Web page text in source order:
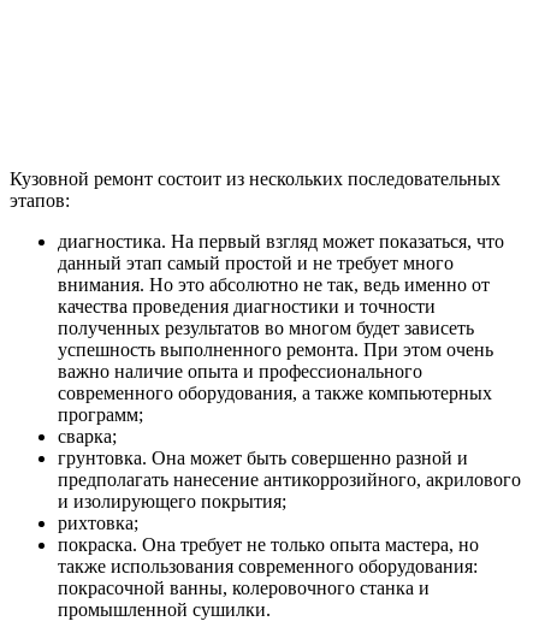
Кузовной ремонт состоит из нескольких последовательных
этапов:
диагностика. На первый взгляд может показаться, что
данный этап самый простой и не требует много
внимания. Но это абсолютно не так, ведь именно от
качества проведения диагностики и точности
полученных результатов во многом будет зависеть
успешность выполненного ремонта. При этом очень
важно наличие опыта и профессионального
современного оборудования, а также компьютерных
программ;
сварка;
грунтовка. Она может быть совершенно разной и
предполагать нанесение антикоррозийного, акрилового
и изолирующего покрытия;
рихтовка;
покраска. Она требует не только опыта мастера, но
также использования современного оборудования:
покрасочной ванны, колеровочного станка и
промышленной сушилки.